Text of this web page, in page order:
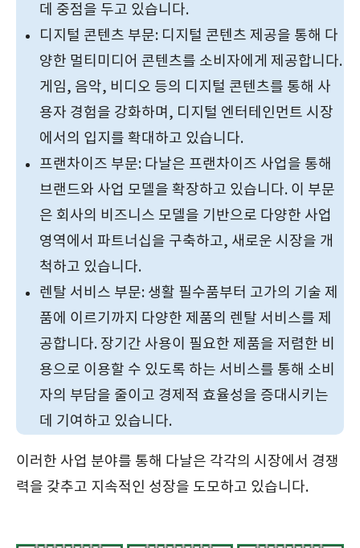
데 중점을 두고 있습니다.
디지털 콘텐츠 부문: 디지털 콘텐츠 제공을 통해 다
양한 멀티미디어 콘텐츠를 소비자에게 제공합니다.
게임, 음악, 비디오 등의 디지털 콘텐츠를 통해 사
용자 경험을 강화하며, 디지털 엔터테인먼트 시장
에서의 입지를 확대하고 있습니다.
프랜차이즈 부문: 다날은 프랜차이즈 사업을 통해
브랜드와 사업 모델을 확장하고 있습니다. 이 부문
은 회사의 비즈니스 모델을 기반으로 다양한 사업
영역에서 파트너십을 구축하고, 새로운 시장을 개
척하고 있습니다.
렌탈 서비스 부문: 생활 필수품부터 고가의 기술 제
품에 이르기까지 다양한 제품의 렌탈 서비스를 제
공합니다. 장기간 사용이 필요한 제품을 저렴한 비
용으로 이용할 수 있도록 하는 서비스를 통해 소비
자의 부담을 줄이고 경제적 효율성을 증대시키는
데 기여하고 있습니다.
이러한 사업 분야를 통해 다날은 각각의 시장에서 경쟁
력을 갖추고 지속적인 성장을 도모하고 있습니다.